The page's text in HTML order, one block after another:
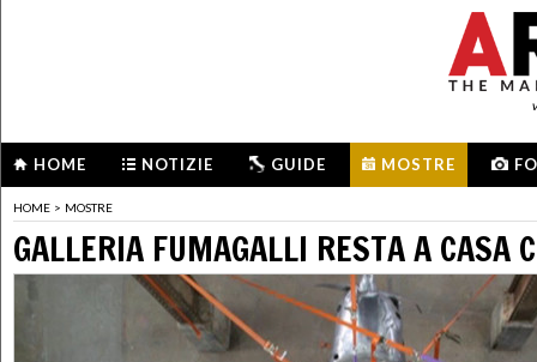
HOME NOTIZIE GUIDE MOSTRE
HOME > MOSTRE
GALLERIA FUMAGALLI RESTA A CASA